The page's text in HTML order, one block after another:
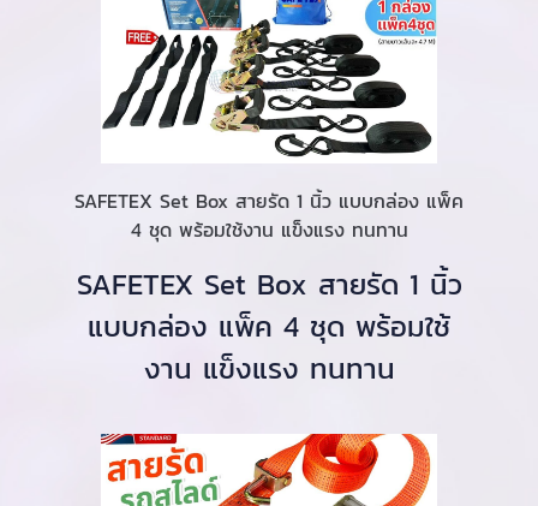
SAFETEX Set Box สายรัด 1 นิ้ว แบบกล่อง แพ็ค
4 ชุด พร้อมใช้งาน แข็งแรง ทนทาน
SAFETEX Set Box สายรัด 1 นิ้ว
แบบกล่อง แพ็ค 4 ชุด พร้อมใช้
งาน แข็งแรง ทนทาน